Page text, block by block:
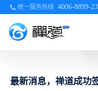
统一服务热线 4006-8899-23
最新消息，禅道成功